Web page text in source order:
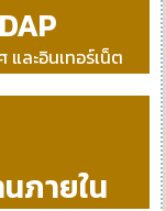
และอินเทอร์เน็ต
ภายใน